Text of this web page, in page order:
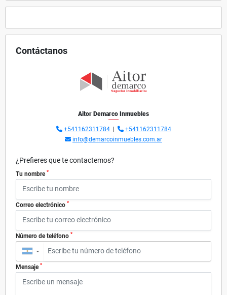
Contáctanos
Aitor Demarco Inmuebles
+541162311784|
+541162311784
info@demarcoinmuebles.com.ar
¿Prefieres que te contactemos?
Tu nombre *
Correo electrónico *
Número de teléfono *
▼
Mensaje *